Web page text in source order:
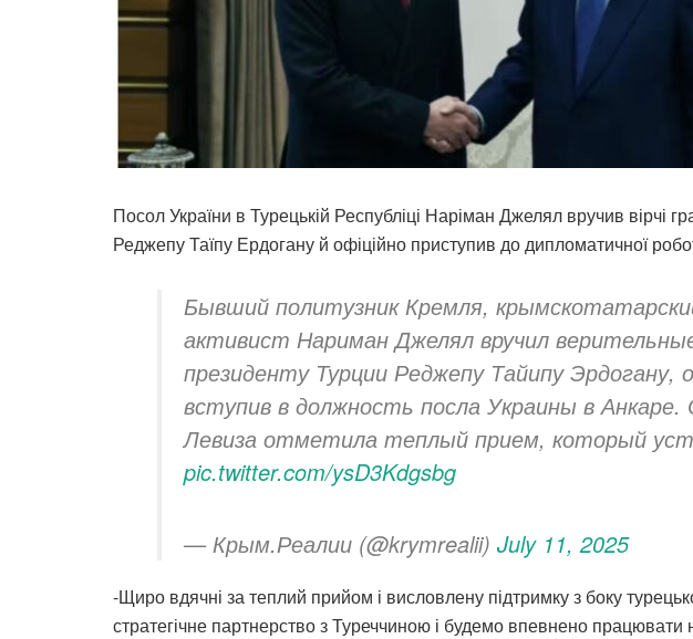
Посол України в Турецькій Республіці Наріман Джелял вручив вірчі
Реджепу Таїпу Ердогану й офіційно приступив до дипломатичної
Бывший политузник Кремля,
активист Нариман Джелял вручил
президенту Турции Реджепу Тайипу Эрдогану,
вступив в должность посла Украины в Анкаре.
Левиза отметила теплый прием, который
pic.twitter.com/ysD3Kdgsbg
— Крым.Реалии (@krymrealii) July 11, 2025
-Щиро вдячні за теплий прийом і висловлену підтримку з боку
стратегічне партнерство з Туреччиною і будемо впевнено